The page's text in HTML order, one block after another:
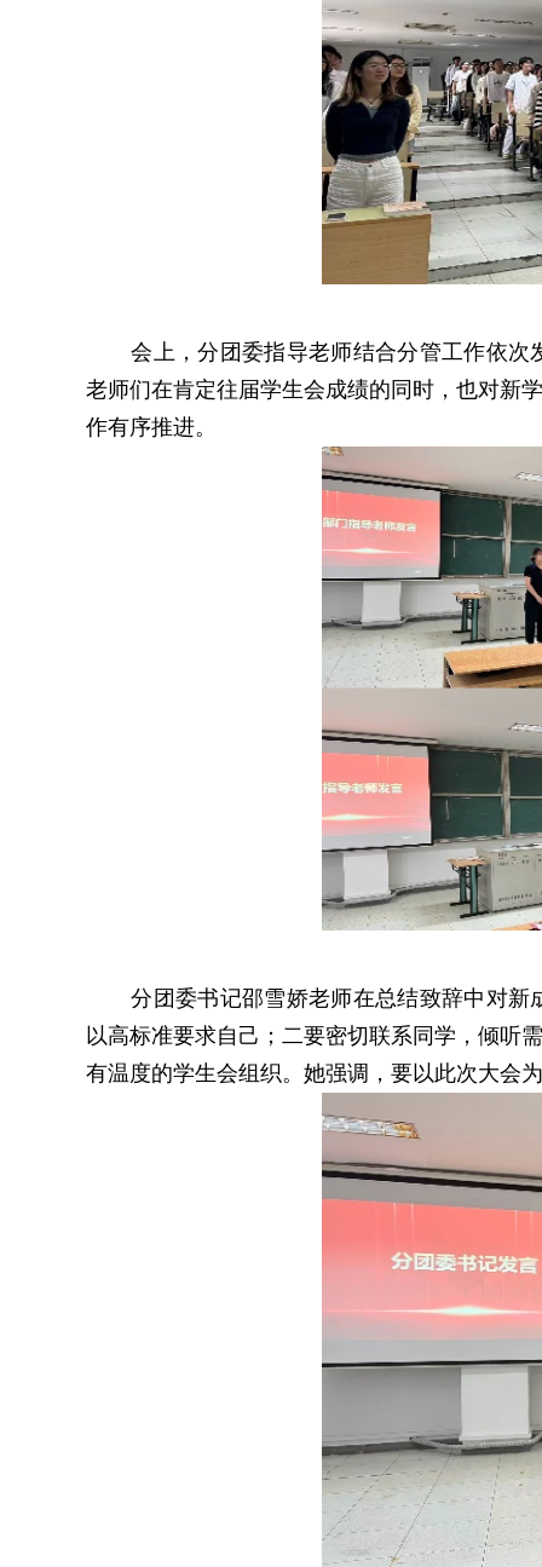
会上，分团委指导老师结合分管工作依
老师们在肯定往届学生会成绩的同时，也对新
作有序推进。
分团委书记邵雪娇老师在总结致辞中对
以高标准要求自己；二要密切联系同学，倾听
有温度的学生会组织。她强调，要以此次大会